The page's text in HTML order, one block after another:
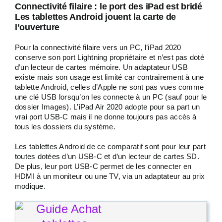
Connectivité filaire : le port des iPad est bridé
Les tablettes Android jouent la carte de
l’ouverture
Pour la connectivité filaire vers un PC, l’iPad 2020
conserve son port Lightning propriétaire et n’est pas doté
d’un lecteur de cartes mémoire. Un adaptateur USB
existe mais son usage est limité car contrairement à une
tablette Android, celles d’Apple ne sont pas vues comme
une clé USB lorsqu’on les connecte à un PC (sauf pour le
dossier Images). L’iPad Air 2020 adopte pour sa part un
vrai port USB-C mais il ne donne toujours pas accès à
tous les dossiers du système.
Les tablettes Android de ce comparatif sont pour leur part
toutes dotées d’un USB-C et d’un lecteur de cartes SD.
De plus, leur port USB-C permet de les connecter en
HDMI à un moniteur ou une TV, via un adaptateur au prix
modique.